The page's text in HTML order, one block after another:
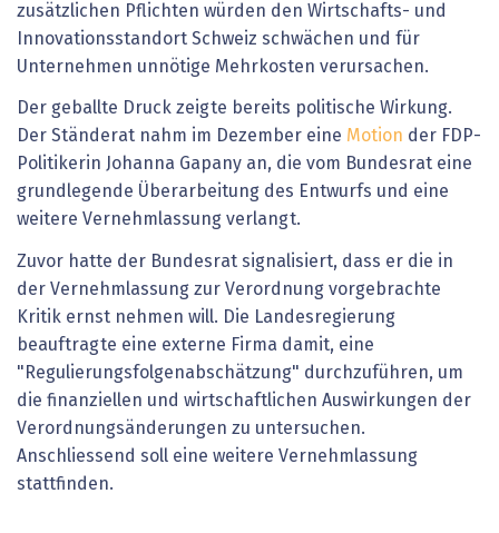
zusätzlichen Pflichten würden den Wirtschafts- und
Innovationsstandort Schweiz schwächen und für
Unternehmen unnötige Mehrkosten verursachen.
Der geballte Druck zeigte bereits politische Wirkung.
Der Ständerat nahm im Dezember eine Motion der FDP-
Politikerin Johanna Gapany an, die vom Bundesrat eine
grundlegende Überarbeitung des Entwurfs und eine
weitere Vernehmlassung verlangt.
Zuvor hatte der Bundesrat signalisiert, dass er die in
der Vernehmlassung zur Verordnung vorgebrachte
Kritik ernst nehmen will. Die Landesregierung
beauftragte eine externe Firma damit, eine
"Regulierungsfolgenabschätzung" durchzuführen, um
die finanziellen und wirtschaftlichen Auswirkungen der
Verordnungsänderungen zu untersuchen.
Anschliessend soll eine weitere Vernehmlassung
stattfinden.